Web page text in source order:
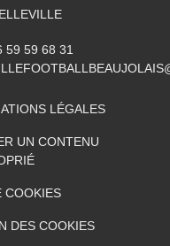
59 59 68 31
LÉGALES
UN CONTENU
COOKIES
DES COOKIES